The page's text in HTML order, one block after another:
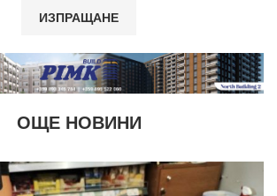
ОЩЕ НОВИНИ